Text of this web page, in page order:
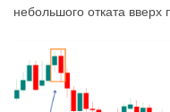
небольшого отката